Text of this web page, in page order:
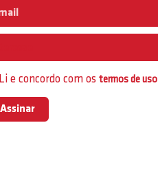
Li e concordo com ostermos de uso